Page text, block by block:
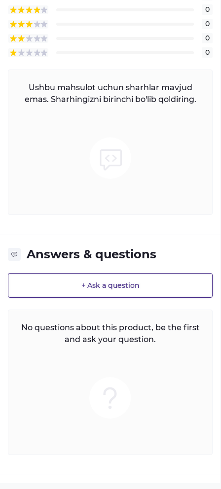
0
0
0
0
Ushbu mahsulot uchun sharhlar mavjud
emas. Sharhingizni birinchi bo'lib qoldiring.
Answers & questions
+ Ask a question
No questions about this product, be the first
and ask your question.